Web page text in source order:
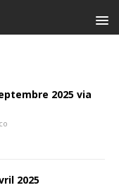
2025 via
2025